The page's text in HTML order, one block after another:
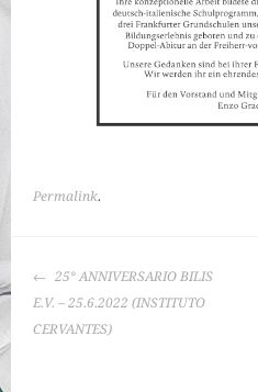
Permalink.
NAVIGAZIONE
ARTICOLO
25° ANNIVERSARIO BILIS
E.V. – 25.6.2022 (INSTITUTO
CERVANTES)